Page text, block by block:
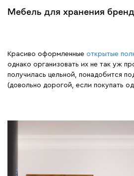
Мебель для хранения
Красиво оформленные открытые
однако организовать их не так уж
получилась цельной, понадобится
(довольно дорогой, если покупать